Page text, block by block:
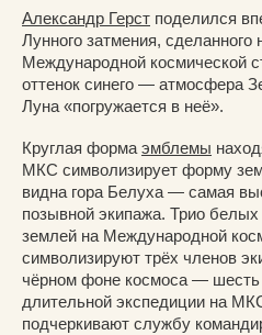
Александр Герст поделился
Лунного затмения, сделанного
Международной космической
оттенок синего — атмосфера
Луна «погружается в неё».
Круглая форма эмблемы
МКС символизирует форму
видна гора Белуха — самая
позывной экипажа. Трио
землей на Международной
символизируют трёх членов
чёрном фоне космоса — шесть
длительной экспедиции на
подчеркивают службу